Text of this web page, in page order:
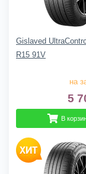
Gislaved
R15 91V
на
5
В